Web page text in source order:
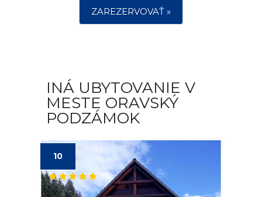
ZAREZERVOVAŤ »
INÁ UBYTOVANIE V
MESTE ORAVSKÝ
PODZÁMOK
10